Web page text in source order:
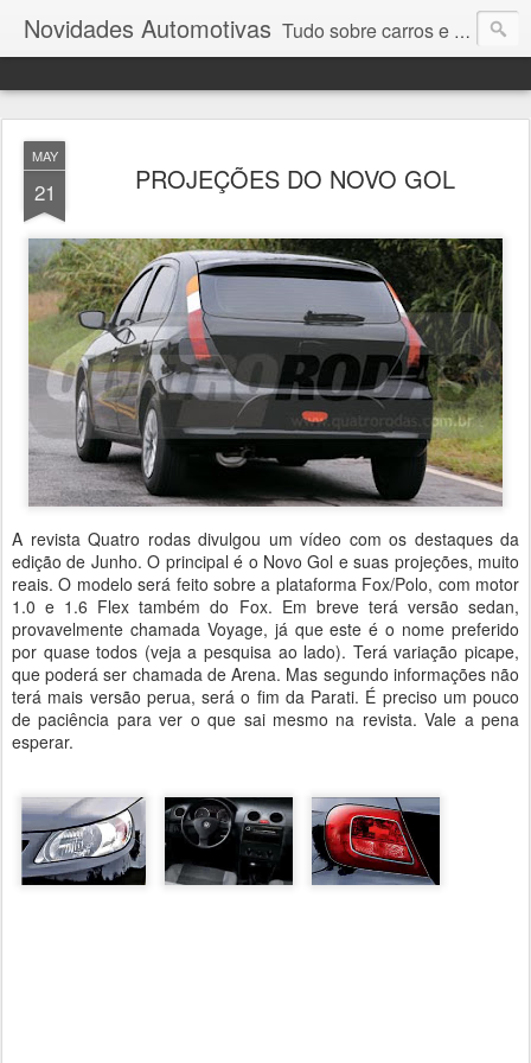
Novidades Automotivas Tudo sobre carros e motores
MAY
21 PROJEÇÕES DO NOVO GOL
A revista Quatro rodas divulgou um vídeo com os destaques da
edição de Junho. O principal é o Novo Gol e suas projeções, muito
reais. O modelo será feito sobre a plataforma Fox/Polo, com motor
1.0 e 1.6 Flex também do Fox. Em breve terá versão sedan,
provavelmente chamada Voyage, já que este é o nome preferido
por quase todos (veja a pesquisa ao lado). Terá variação picape,
que poderá ser chamada de Arena. Mas segundo informações não
terá mais versão perua, será o fim da Parati. É preciso um pouco
de paciência para ver o que sai mesmo na revista. Vale a pena
esperar.